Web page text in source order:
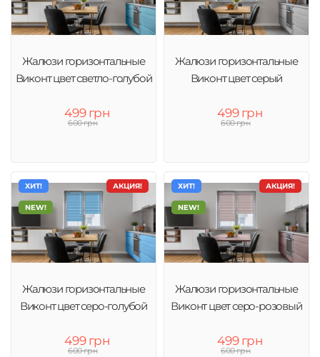
Жалюзи горизонтальные
Виконт цвет светло-голубой
499 грн
600 грн
Жалюзи горизонтальные
Виконт цвет серый
499 грн
600 грн
АКЦИЯ!
ХИТ!
NEW!
Жалюзи горизонтальные
Виконт цвет серо-голубой
499 грн
600 грн
АКЦИЯ!
ХИТ!
NEW!
Жалюзи горизонтальные
Виконт цвет серо-розовый
499 грн
600 грн